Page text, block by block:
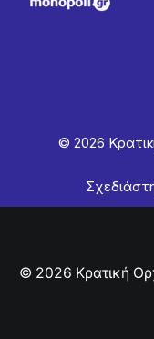
© 2026
© 2026 Κρατική